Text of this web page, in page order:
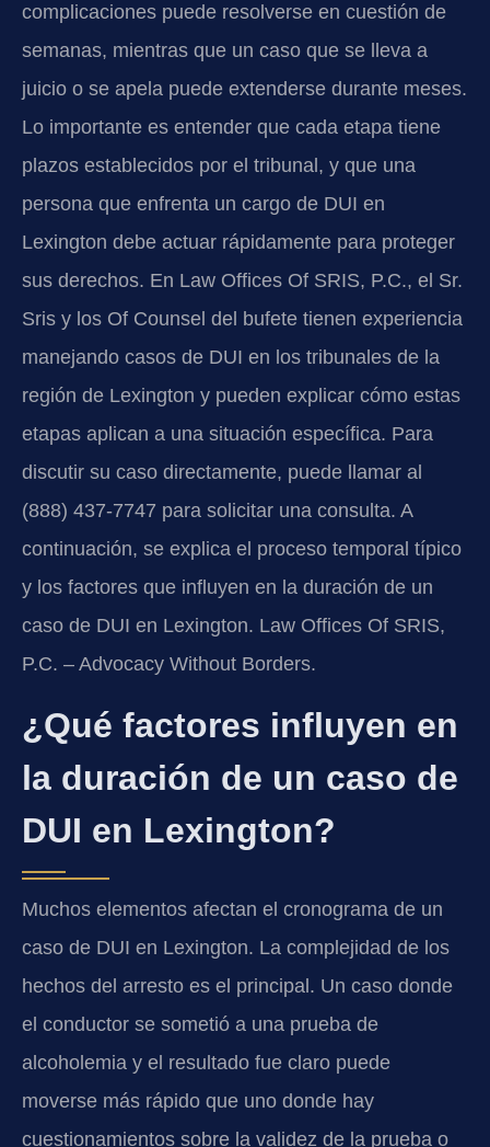
complicaciones puede resolverse en cuestión de
semanas, mientras que un caso que se lleva a
juicio o se apela puede extenderse durante meses.
Lo importante es entender que cada etapa tiene
plazos establecidos por el tribunal, y que una
persona que enfrenta un cargo de DUI en
Lexington debe actuar rápidamente para proteger
sus derechos. En Law Offices Of SRIS, P.C., el Sr.
Sris y los Of Counsel del bufete tienen experiencia
manejando casos de DUI en los tribunales de la
región de Lexington y pueden explicar cómo estas
etapas aplican a una situación específica. Para
discutir su caso directamente, puede llamar al
(888) 437-7747 para solicitar una consulta. A
continuación, se explica el proceso temporal típico
y los factores que influyen en la duración de un
caso de DUI en Lexington. Law Offices Of SRIS,
P.C. – Advocacy Without Borders.
¿Qué factores influyen en
la duración de un caso de
DUI en Lexington?
Muchos elementos afectan el cronograma de un
caso de DUI en Lexington. La complejidad de los
hechos del arresto es el principal. Un caso donde
el conductor se sometió a una prueba de
alcoholemia y el resultado fue claro puede
moverse más rápido que uno donde hay
cuestionamientos sobre la validez de la prueba o